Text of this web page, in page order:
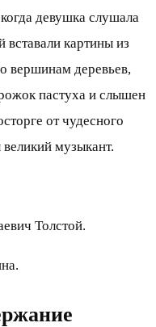
девушка слушала
картины из
вершинам деревьев,
рожок пастуха и слышен
от чудесного
музыкант.
Толстой.